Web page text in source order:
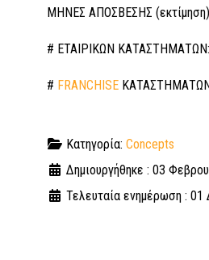
ΜΗΝΕΣ ΑΠΟΣΒΕΣΗΣ
# ΕΤΑΙΡΙΚΩΝ
# FRANCHISE
Κατηγορία: Concepts
Δημιουργήθηκε : 03
Τελευταία ενημέρωση : 01